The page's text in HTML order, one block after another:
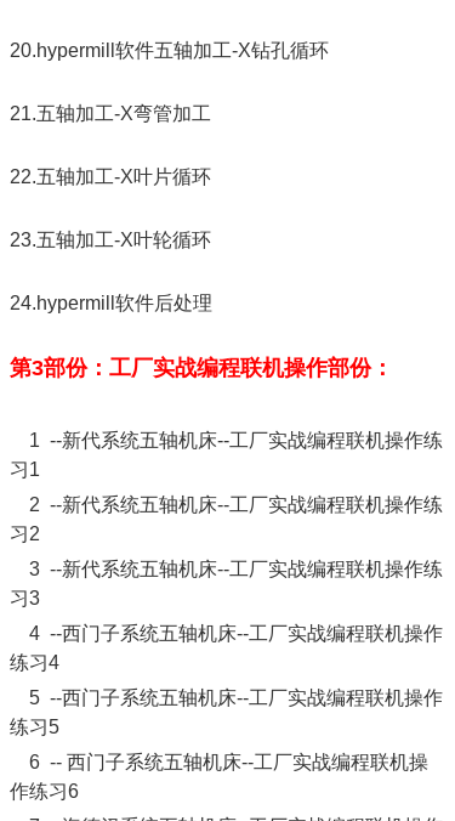
20.hypermill软件五轴加工-X钻孔循环
21.五轴加工-X弯管加工
22.五轴加工-X叶片循环
23.五轴加工-X叶轮循环
24.hypermill软件后处理
第3部份：工厂实战编程联机操作部份：
1 --新代系统五轴机床--工厂实战编程联机操作练
习1
2 --新代系统五轴机床--工厂实战编程联机操作练
习2
3 --新代系统五轴机床--工厂实战编程联机操作练
习3
4 --西门子系统五轴机床--工厂实战编程联机操作
练习4
5 --西门子系统五轴机床--工厂实战编程联机操作
练习5
6 -- 西门子系统五轴机床--工厂实战编程联机操
作练习6